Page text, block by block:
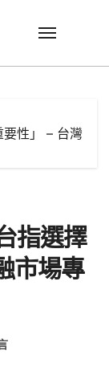
要性」 – 台灣
指選擇
市場專